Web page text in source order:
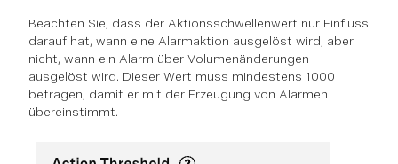
Beachten Sie, dass der Aktionsschwellenwert nur Einfluss
darauf hat, wann eine Alarmaktion ausgelöst wird, aber
nicht, wann ein Alarm über Volumenänderungen
ausgelöst wird. Dieser Wert muss mindestens 1000
betragen, damit er mit der Erzeugung von Alarmen
übereinstimmt.